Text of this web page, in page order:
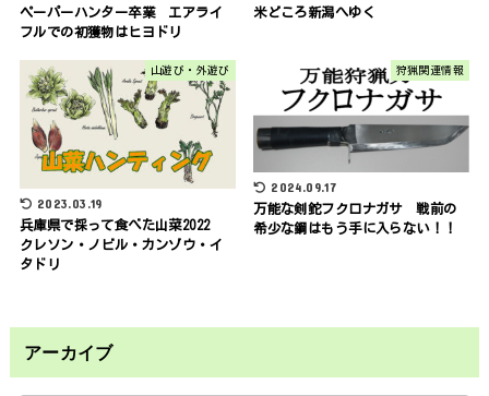
ペーパーハンター卒業 エアライ
フルでの初獲物はヒヨドリ
米どころ新潟へゆく
山遊び・外遊び
2023.03.19
兵庫県で採って食べた山菜2022
クレソン・ノビル・カンゾウ・イ
タドリ
狩猟関連情報
2024.09.17
万能な剣鉈フクロナガサ 戦前の
希少な鋼はもう手に入らない！！
アーカイブ